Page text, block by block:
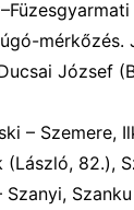
mérkőzés.
József
– Szemere,
(László, 82.),
Szanyi,